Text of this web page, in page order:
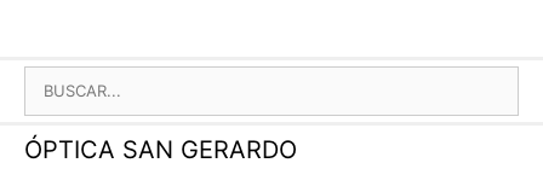
BUSCAR:
ÓPTICA SAN GERARDO